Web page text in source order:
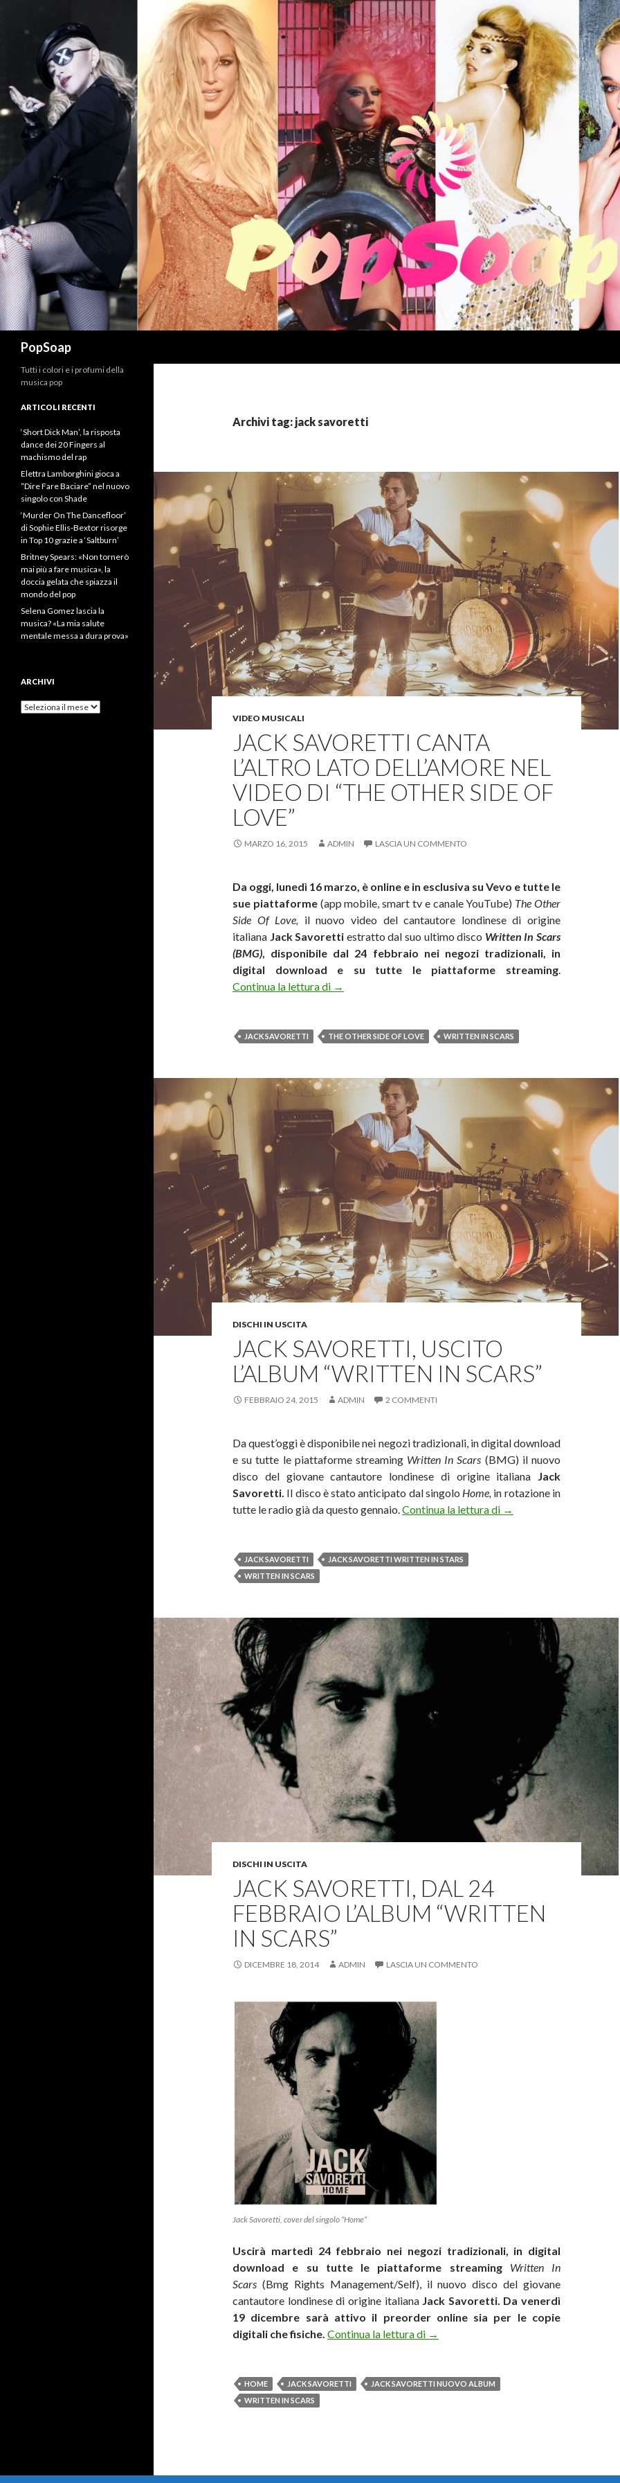
PopSoap
Archivi tag: jack savoretti
VIDEO MUSICALI
JACK SAVORETTI CANTA
L’ALTRO LATO DELL’AMORE NEL
VIDEO DI “THE OTHER SIDE OF
LOVE”
MARZO 16, 2015 ADMIN LASCIA UN COMMENTO
Da oggi, lunedì 16 marzo, è online e in esclusiva su Vevo e tutte le
sue piattaforme (app mobile, smart tv e canale YouTube) The Other
Side Of Love, il nuovo video del cantautore londinese di origine
italiana Jack Savoretti estratto dal suo ultimo disco Written In Scars
(BMG), disponibile dal 24 febbraio nei negozi tradizionali, in
digital download e su tutte le piattaforme streaming.
Continua la lettura di Jack Savoretti canta l’altro lato dell’amore nel video di “The
→
JACK SAVORETTI THE OTHER SIDE OF LOVE WRITTEN IN SCARS
DISCHI IN USCITA
JACK SAVORETTI, USCITO
L’ALBUM “WRITTEN IN SCARS”
FEBBRAIO 24, 2015 ADMIN 2 COMMENTI
Da quest’oggi è disponibile nei negozi tradizionali, in digital download
e su tutte le piattaforme streaming Written In Scars (BMG) il nuovo
disco del giovane cantautore londinese di origine italiana Jack
Savoretti. Il disco è stato anticipato dal singolo Home, in rotazione in
tutte le radio già da questo gennaio.Continua la lettura di Jack Savoretti, uscito
→
JACK SAVORETTI
JACK SAVORETTI WRITTEN IN STARS
WRITTEN IN SCARS
DISCHI IN USCITA
JACK SAVORETTI, DAL 24
FEBBRAIO L’ALBUM “WRITTEN
IN SCARS”
DICEMBRE 18, 2014 ADMIN LASCIA UN COMMENTO
Jack Savoretti, cover del singolo “Home”
Uscirà martedì 24 febbraio nei negozi tradizionali, in digital
download e su tutte le piattaforme streaming
Written In
Scars (Bmg Rights Management/Self), il nuovo disco del giovane
cantautore londinese di origine italiana Jack Savoretti. Da venerdì
19 dicembre sarà attivo il preorder online sia per le copie
digitali che fisiche. Continua la lettura di Jack Savoretti, dal 24 febbraio l’album
→
HOME JACK SAVORETTI
JACK SAVORETTI NUOVO ALBUM
WRITTEN IN SCARS
Tutti i colori e i profumi della
musica pop
ARTICOLI RECENTI
‘Short Dick Man’, la risposta
dance dei 20 Fingers al
machismo del rap
Elettra Lamborghini gioca a
“Dire Fare Baciare” nel nuovo
singolo con Shade
‘Murder On The Dancefloor’
di Sophie Ellis-Bextor risorge
in Top 10 grazie a ‘Saltburn’
Britney Spears: «Non tornerò
mai più a fare musica», la
doccia gelata che spiazza il
mondo del pop
Selena Gomez lascia la
musica? «La mia salute
mentale messa a dura prova»
ARCHIVI
Archivi